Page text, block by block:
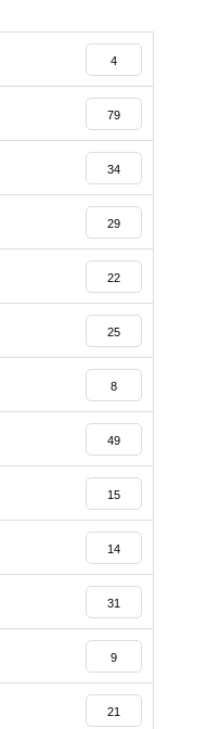
4
79
34
29
22
25
8
49
15
14
31
9
21